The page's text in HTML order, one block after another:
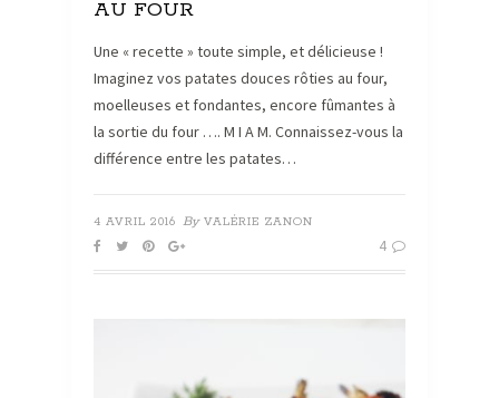
AU FOUR
Une « recette » toute simple, et délicieuse !
Imaginez vos patates douces rôties au four,
moelleuses et fondantes, encore fûmantes à
la sortie du four …. M I A M. Connaissez-vous la
différence entre les patates…
4 AVRIL 2016 By VALÉRIE ZANON
4